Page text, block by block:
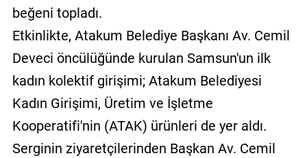
beğeni topladı.
Etkinlikte, Atakum Belediye Başkanı Av. Cemil
Deveci öncülüğünde kurulan Samsun'un ilk
kadın kolektif girişimi; Atakum Belediyesi
Kadın Girişimi, Üretim ve İşletme
Kooperatifi'nin (ATAK) ürünleri de yer aldı.
Serginin ziyaretçilerinden Başkan Av. Cemil